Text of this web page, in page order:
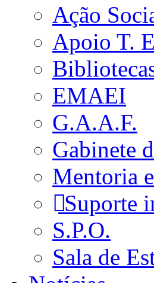
Ação
Apoio T.
EMAEI
G.A.A.F.
Gabinete
Mentoria
Suporte
S.P.O.
Sala de